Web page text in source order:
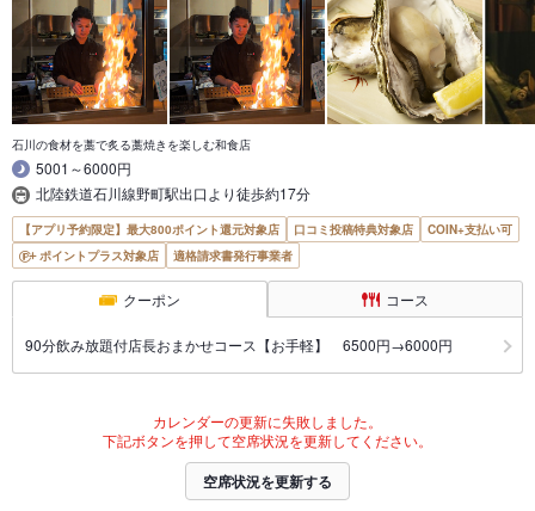
石川の食材を藁で炙る藁焼きを楽しむ和食店
5001～6000円
北陸鉄道石川線野町駅出口より徒歩約17分
【アプリ予約限定】最大800ポイント還元対象店 口コミ投稿特典対象店
COIN+支払い可
ポイントプラス対象店
適格請求書発行事業者
クーポン コース
90分飲み放題付店長おまかせコース【お手軽】 6500円→6000円
カレンダーの更新に失敗しました。
下記ボタンを押して空席状況を更新してください。
空席状況を更新する